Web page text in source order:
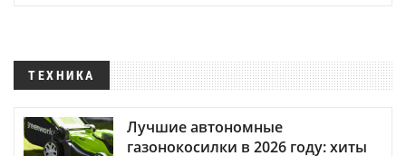
ТЕХНИКА
Лучшие автономные
газонокосилки в 2026 году: хиты